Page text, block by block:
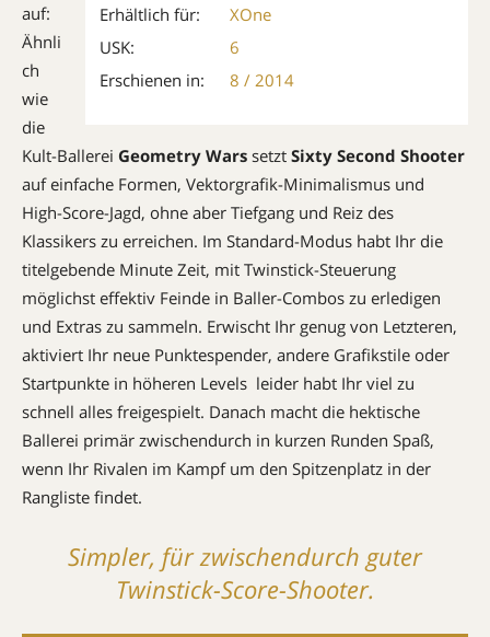
Erhältlich für:
XOne
USK:
6
Erschienen in:
8 / 2014
auf:
Ähnli
ch
wie
die
Kult-Ballerei Geometry Wars setzt Sixty Second Shooter
auf einfache Formen, Vektorgrafik-Minimalismus und
High-Score-Jagd, ohne aber Tiefgang und Reiz des
Klassikers zu erreichen. Im Standard-Modus habt Ihr die
titelgebende Minute Zeit, mit Twinstick-Steuerung
möglichst effektiv Feinde in Baller-Combos zu erledigen
und Extras zu sammeln. Erwischt Ihr genug von Letzteren,
aktiviert Ihr neue Punktespender, andere Grafikstile oder
Startpunkte in höheren Levels  leider habt Ihr viel zu
schnell alles freigespielt. Danach macht die hektische
Ballerei primär zwischendurch in kurzen Runden Spaß,
wenn Ihr Rivalen im Kampf um den Spitzenplatz in der
Rangliste findet.
Simpler, für zwischendurch guter
Twinstick-Score-Shooter.